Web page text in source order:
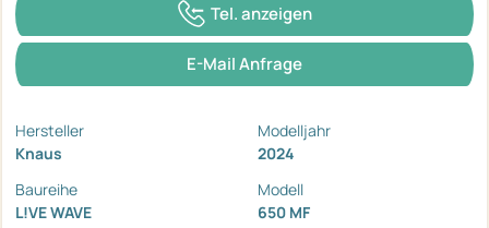
Tel. anzeigen
E-Mail Anfrage
Hersteller
Knaus
Modelljahr
2024
Baureihe
L!VE WAVE
Modell
650 MF